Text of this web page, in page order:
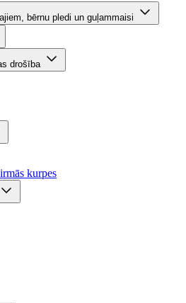
bērnu pledi un guļammaisi
drošība
kurpes